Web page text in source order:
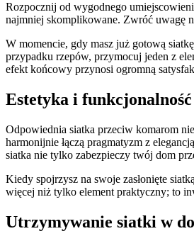
Rozpocznij od wygodnego
najmniej skomplikowane. Zwróć uwagę
W momencie, gdy masz już gotową
przypadku rzepów, przymocuj jeden z
efekt końcowy przynosi ogromną
Estetyka i
Odpowiednia siatka przeciw komarom
harmonijnie łączą pragmatyzm z
siatka nie tylko zabezpieczy twój dom
Kiedy spojrzysz na swoje zasłonięte
więcej niż tylko element praktyczny; to
Utrzymywanie siatki w